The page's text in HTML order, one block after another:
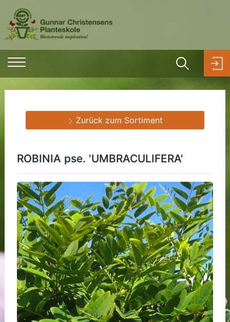
ROBINIA pse. 'UMBRACULIFERA'
Zurück zum Sortiment